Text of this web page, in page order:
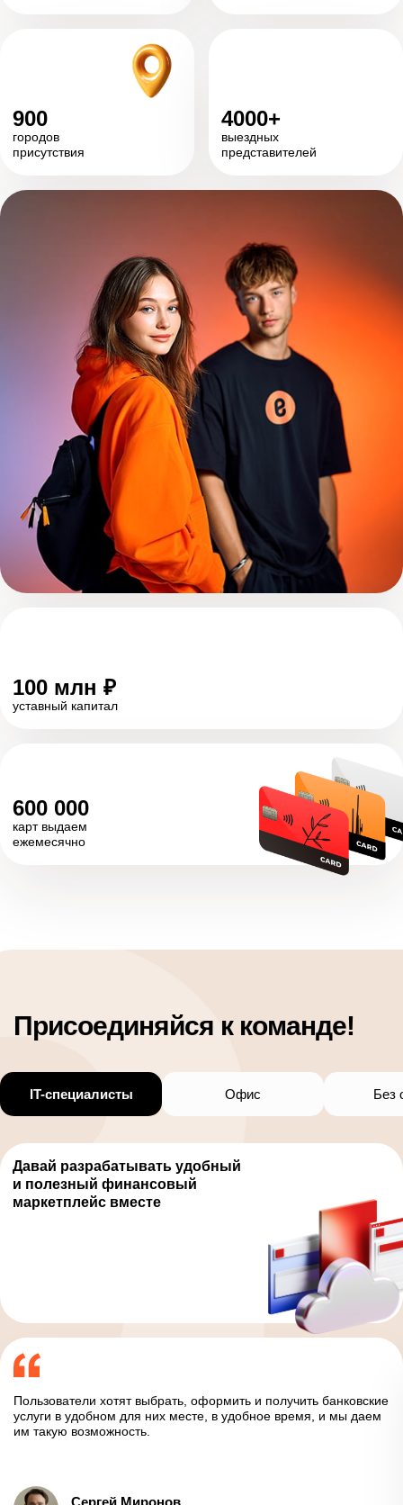
900
городов
присутствия
4000+
выездных
представителей
100 млн ₽
уставный капитал
600 000
карт выдаем
ежемесячно
Присоединяйся к команде!
IT-специалисты Офис Без
Давай разрабатывать удобный
и полезный финансовый
маркетплейс вместе
Пользователи хотят выбрать, оформить и получить банковские
услуги в удобном для них месте, в удобное время, и мы даем
им такую возможность.
Сергей Миронов